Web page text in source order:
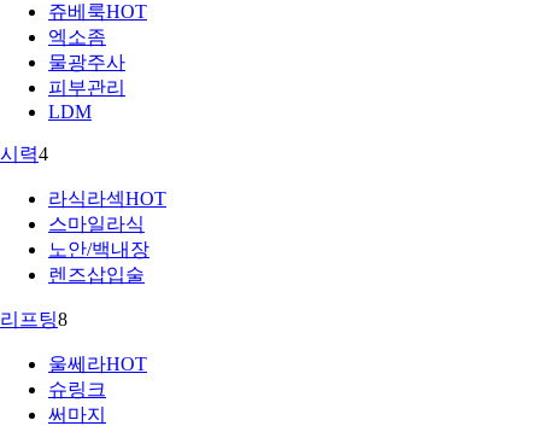
쥬베룩HOT
엑소좀
물광주사
피부관리
LDM
시력4
라식라섹HOT
스마일라식
노안/백내장
렌즈삽입술
리프팅8
울쎄라HOT
슈링크
써마지